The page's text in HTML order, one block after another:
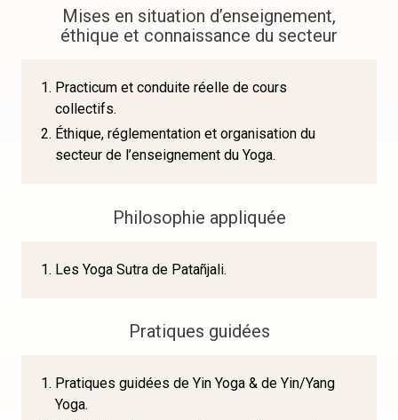
Mises en situation d’enseignement,
éthique et connaissance du secteur
Practicum et conduite réelle de cours
collectifs.
Éthique, réglementation et organisation du
secteur de l’enseignement du Yoga.
Philosophie appliquée
Les Yoga Sutra de Patañjali.
Pratiques guidées
Pratiques guidées de Yin Yoga & de Yin/Yang
Yoga.